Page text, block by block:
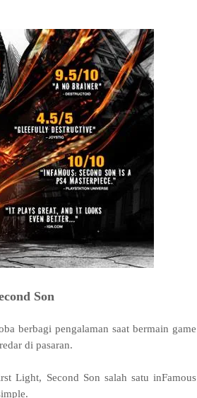
Son
berbagi pengalaman saat bermain game
di pasaran.
Light, Second Son salah satu inFamous